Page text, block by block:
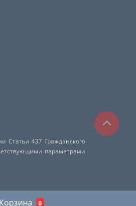
Статьи 437 Гражданского
параметрами
Корзина 0